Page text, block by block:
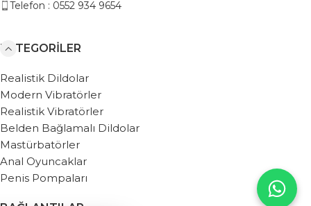
Telefon : 0552 934 9654
KATEGORILER
Realistik Dildolar
Modern Vibratörler
Realistik Vibratörler
Belden Bağlamalı Dildolar
Mastürbatörler
Anal Oyuncaklar
Penis Pompaları